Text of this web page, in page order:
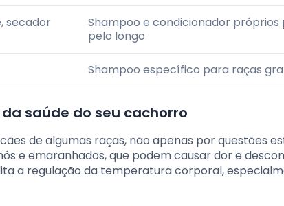
secador
Shampoo e condicionador próprios
pelo longo
Shampoo específico para raças
saúde do seu cachorro
de algumas raças, não apenas por questões
e emaranhados, que podem causar dor e
a regulação da temperatura corporal,